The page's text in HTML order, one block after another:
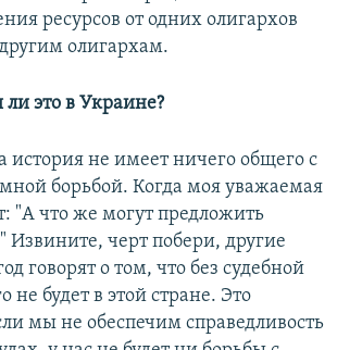
ресурсов от одних олигархов
олигархам.
ли это в Украине?
история не имеет ничего общего с
борьбой. Когда моя уважаемая
"А что же могут предложить
Извините, черт побери, другие
говорят о том, что без судебной
будет в этой стране. Это
мы не обеспечим справедливость